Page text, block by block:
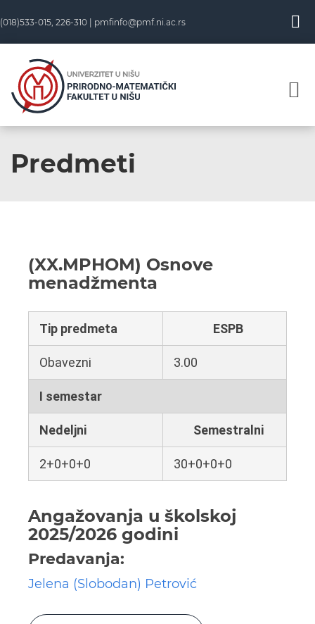
(018)533-015, 226-310 | pmfinfo@pmf.ni.ac.rs
Predmeti
(XX.MPHOM) Osnove
menadžmenta
Tip predmeta ESPB
Obavezni 3.00
I semestar
Nedeljni Semestralni
2+0+0+0 30+0+0+0
Angažovanja u školskoj
2025/2026 godini
Predavanja:
Jelena (Slobodan) Petrović